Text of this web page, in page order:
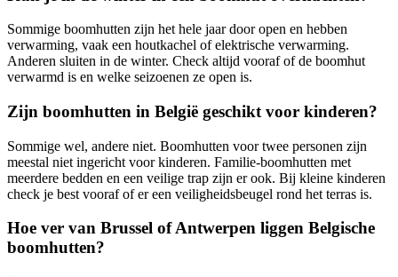
Sommige boomhutten zijn het hele jaar door open en hebben
verwarming, vaak een houtkachel of elektrische verwarming.
Anderen sluiten in de winter. Check altijd vooraf of de boomhut
verwarmd is en welke seizoenen ze open is.
Zijn boomhutten in België geschikt voor kinderen?
Sommige wel, andere niet. Boomhutten voor twee personen zijn
meestal niet ingericht voor kinderen. Familie-boomhutten met
meerdere bedden en een veilige trap zijn er ook. Bij kleine kinderen
check je best vooraf of er een veiligheidsbeugel rond het terras is.
Hoe ver van Brussel of Antwerpen liggen Belgische
boomhutten?